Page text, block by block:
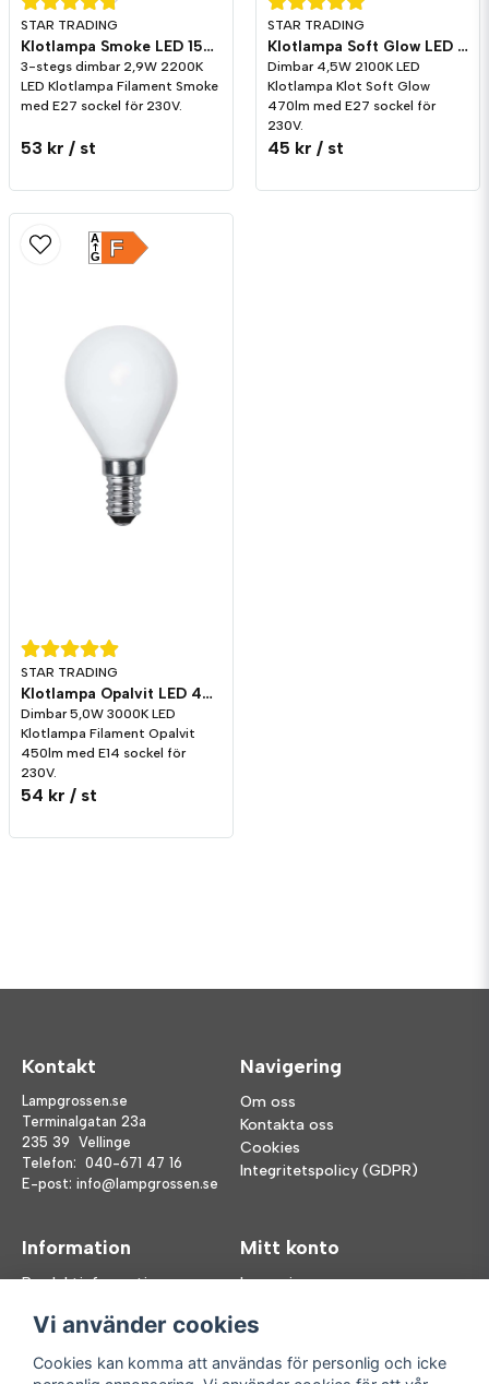
STAR TRADING
Klotlampa Smoke LED 150lm E27 2200K 3-stegs dimming
3-stegs dimbar 2,9W 2200K
LED Klotlampa Filament Smoke
med E27 sockel för 230V.
53 kr / st
STAR TRADING
Klotlampa Soft Glow LED 470lm E27 2100K Dim
Dimbar 4,5W 2100K LED
Klotlampa Klot Soft Glow
470lm med E27 sockel för
230V.
45 kr / st
STAR TRADING
Klotlampa Opalvit LED 450lm E14 3000K Dim
Dimbar 5,0W 3000K LED
Klotlampa Filament Opalvit
450lm med E14 sockel för
230V.
54 kr / st
F
A
G
Kontakt
Lampgrossen.se
Terminalgatan 23a
235 39 Vellinge
Telefon: 040-671 47 16
E-post: info@lampgrossen.se
Navigering
Om oss
Kontakta oss
Cookies
Integritetspolicy (GDPR)
Information
Produktinformation
FAQ
Mitt konto
Logga in
Glömt lösenord?
Vi använder cookies
Cookies kan komma att användas för personlig och icke